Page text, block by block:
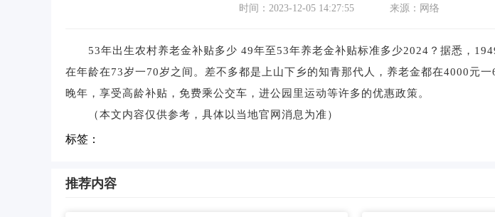
时间：2023-12-05 14:27:55 来源：网络
53年出生农村养老金补贴多少 49年至53年养老金补贴标准多少2024？据悉，
在年龄在73岁一70岁之间。差不多都是上山下乡的知青那代人，养老金都在4000元
晚年，享受高龄补贴，免费乘公交车，进公园里运动等许多的优惠政策。
（本文内容仅供参考，具体以当地官网消息为准）
标签：
推荐内容